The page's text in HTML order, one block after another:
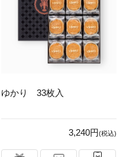
ゆかり 33枚入
3,240円(税込)